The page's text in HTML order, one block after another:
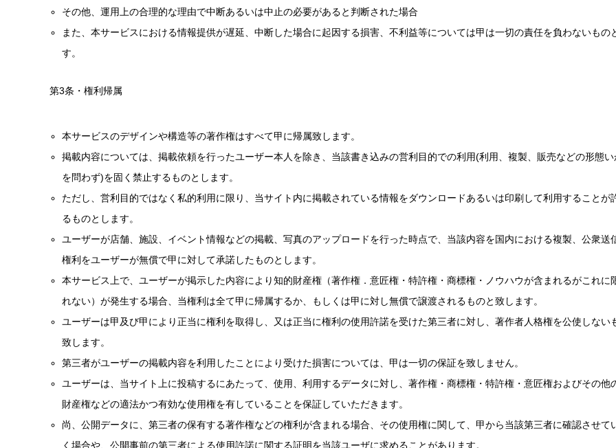
その他、運用上の合理的な理由で中断あるいは中止の必要があると判断された場合
また、本サービスにおける情報提供が遅延、中断した場合に起因する損害、不利益等については甲は一切の責任を負わないもの
す。
第3条・権利帰属
本サービスのデザインや構造等の著作権はすべて甲に帰属致します。
掲載内容については、掲載依頼を行ったユーザー本人を除き、当該書き込みの営利目的での利用(利用、複製、販売などの形態い
を問わず)を固く禁止するものとします。
ただし、営利目的ではなく私的利用に限り、当サイト内に掲載されている情報をダウンロードあるいは印刷して利用することが
るものとします。
ユーザーが店舗、施設、イベント情報などの掲載、写真のアップロードを行った時点で、当該内容を国内における複製、公衆送
権利をユーザーが無償で甲に対して承諾したものとします。
本サービス上で、ユーザーが掲示した内容により知的財産権（著作権．意匠権・特許権・商標権・ノウハウが含まれるがこれに
れない）が発生する場合、当権利は全て甲に帰属するか、もしくは甲に対し無償で譲渡されるものと致します。
ユーザーは甲及び甲により正当に権利を取得し、又は正当に権利の使用許諾を受けた第三者に対し、著作者人格権を公使しない
致します。
第三者がユーザーの掲載内容を利用したことにより受けた損害については、甲は一切の保証を致しません。
ユーザーは、当サイト上に投稿するにあたって、使用、利用するデータに対し、著作権・商標権・特許権・意匠権およびその他
財産権などの適法かつ有効な使用権を有していることを保証していただきます。
尚、公開データに、第三者の保有する著作権などの権利が含まれる場合、その使用権に関して、甲から当該第三者に確認させて
く場合や、公開事前の第三者による使用許諾に関する証明を当該ユーザに求めることがあります。